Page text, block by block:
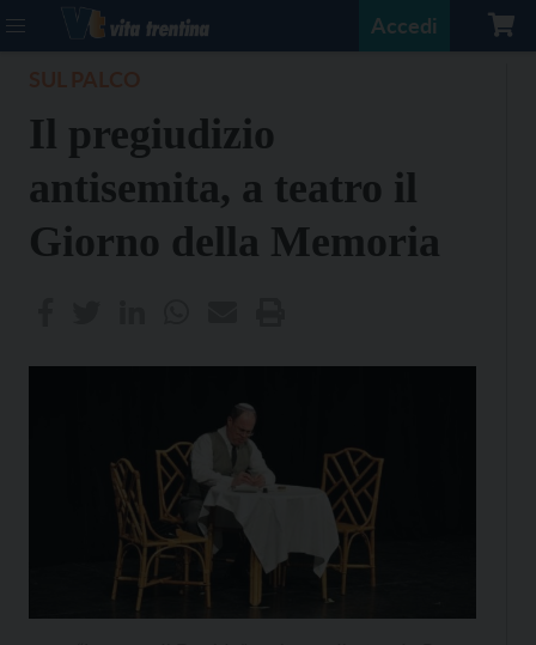
Accedi
Il pregiudizio
antisemita, a teatro il
Giorno della Memoria